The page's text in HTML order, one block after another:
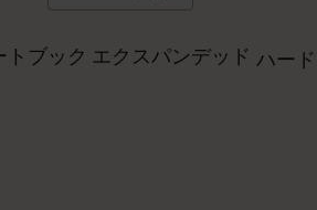
トブック エクスパンデッド ハー